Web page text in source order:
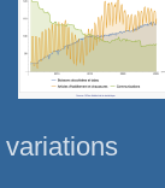
variations